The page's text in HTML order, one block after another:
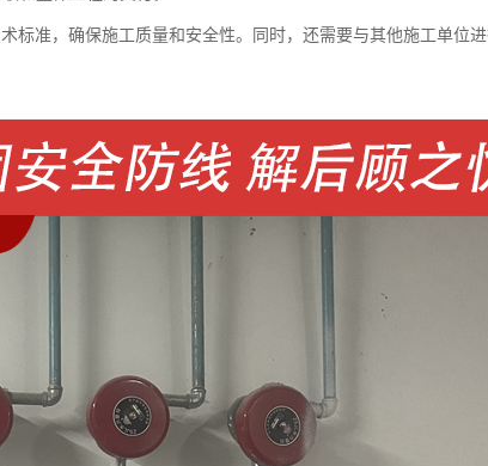
标准，确保施工质量和安全性。同时，还需要与其他施工单位